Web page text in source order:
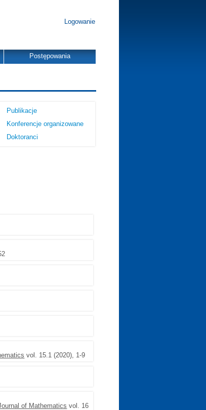
Logowanie
Postępowania
Publikacje
Konferencje organizowane
Doktoranci
vol. 15.1 (2020), 1-9
of Mathematics vol. 16